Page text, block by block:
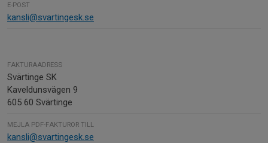
E-POST
kansli@svartingesk.se
FAKTURAADRESS
Svärtinge SK
Kaveldunsvägen 9
605 60 Svärtinge
MEJLA PDF-FAKTUROR TILL
kansli@svartingesk.se